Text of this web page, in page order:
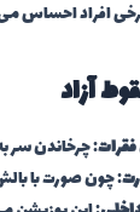
افراد احساس
آزاد
: چرخاندن سر
: چون صورت با